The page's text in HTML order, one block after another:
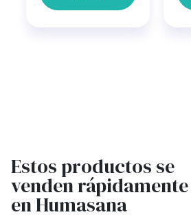
Estos productos se
venden rápidamente
en Humasana